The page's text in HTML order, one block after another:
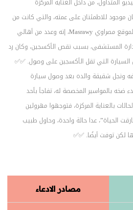
المتداول، من داخل العناية المركزة
موجود للاطمئنان على عمته، والتي كانت من
بين المرضى، قال في تصريحات لموقع مصراوي Masrawy، إنه وعدد من أهالي
إدارة المستشفى، بسبب نقص الأكسجين، وكان رد
التي تقل الأكسجين على وصول. ✅✅
ونجل شقيقة والده بعد وصول سيارة
ضخه بالمواسير المخصصة له، تفاجأ بأحد
بالعناية المركزة، فتوجهوا مهرولين
الحياة”، عدا حالة واحدة، وحاول طبيب
لكن توفت أيضًا. ✅✅
مصادر الادعاء